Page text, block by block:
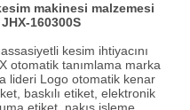
makinesi malzemesi
160300S
kesim ihtiyacını
otomatik tanımlama marka
lideri Logo otomatik kenar
baskılı etiket, elektronik